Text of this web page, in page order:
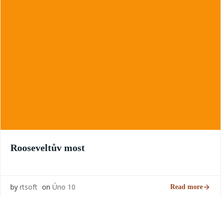
Rooseveltův most
by rtsoft on Úno 10 Read more